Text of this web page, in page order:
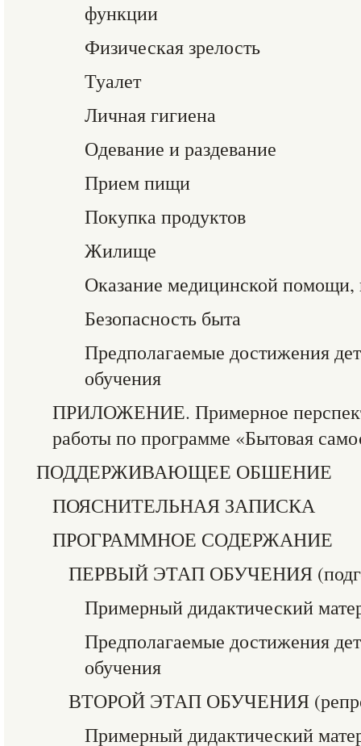
функции
Физическая зрелость
Туалет
Личная гигиена
Одевание и раздевание
Прием пищи
Покупка продуктов
Жилище
Оказание медицинской помощи,
Безопасность быта
Предполагаемые достижения
обучения
ПРИЛОЖЕНИЕ. Примерное
работы по программе «Бытовая
ПОДДЕРЖИВАЮЩЕЕ ОБШЕНИЕ
ПОЯСНИТЕЛЬНАЯ ЗАПИСКА
ПРОГРАММНОЕ СОДЕРЖАНИЕ
ПЕРВЫЙ ЭТАП ОБУЧЕНИЯ
Примерный дидактический
Предполагаемые достижения
обучения
ВТОРОЙ ЭТАП ОБУЧЕНИЯ
Примерный дидактический